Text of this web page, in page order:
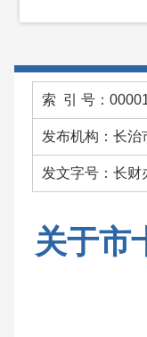
索 引 号：
发布机构：长治
发文字号：长财
关于市